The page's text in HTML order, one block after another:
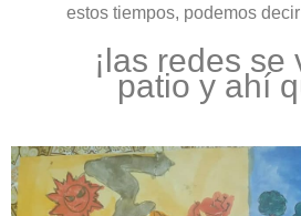
estos tiempos, podemos
¡las redes se
patio y ahí